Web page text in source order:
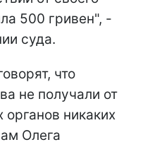
500 гривен", -
суда.
что
не получали от
органов никаких
Олега